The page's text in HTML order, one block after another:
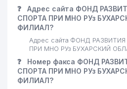
❓
Адрес сайта ФОНД
СПОРТА ПРИ МНО РУз
ФИЛИАЛ?
Адрес сайта ФОНД
ПРИ МНО РУз БУХАРСКИЙ
❓
Номер факса ФОНД
СПОРТА ПРИ МНО РУз
ФИЛИАЛ?